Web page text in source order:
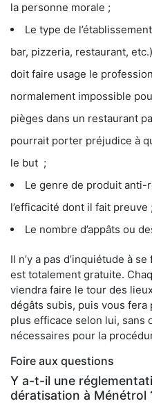
la personne morale ;
Le type de
bar, pizzeria, restaurant,
doit faire usage le
normalement impossible
pièges dans un restaurant
pourrait porter préjudice à
le but ;
Le genre de produit
l’efficacité dont il fait preuve ;
Le nombre d’appâts ou
Il n’y a pas d’inquiétude à
est totalement gratuite.
viendra faire le tour des
dégâts subis, puis vous
plus efficace selon lui, sans
nécessaires pour la
Foire aux questions
Y a-t-il une
dératisation à Ménétrol